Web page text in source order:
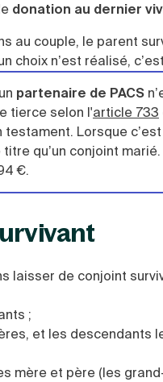
donation au dernier
au couple, le parent
choix n’est réalisé,
partenaire de PACS
tierce selon l'article 733
Lorsque
qu’un conjoint
€.
laisser de conjoint
;
et les descendants
mère et père (les